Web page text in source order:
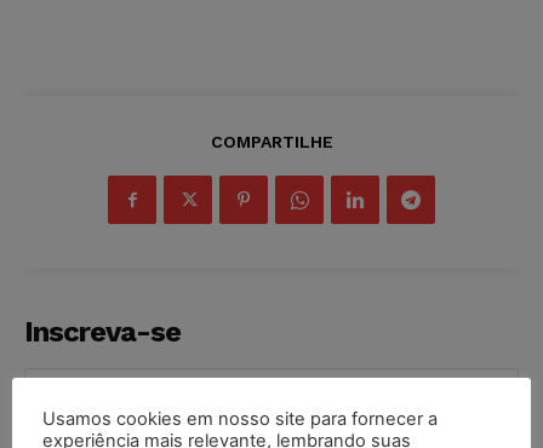
COMPARTILHE
Inscreva-se
Usamos cookies em nosso site para fornecer a
experiência mais relevante, lembrando suas